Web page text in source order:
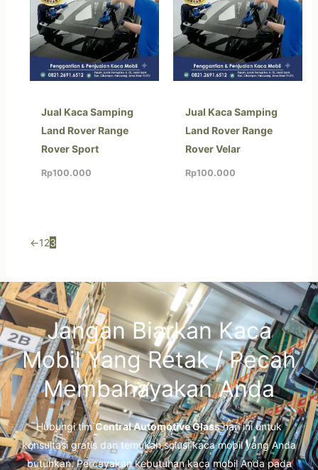
Jual Kaca Samping
Land Rover Range
Rover Sport
Rp100.000
Jual Kaca Samping
Land Rover Range
Rover Velar
Rp100.000
←123
Jangan Biarkan Kaca
Mobil Yang Retak / Pecah
Membahayakan Anda
Hubungi timCentral Automotive Glasshari ini untuk
konsultasi gratis dan temukan solusi kaca mobil yang Anda
butuhkan. Percayakan kebutuhan kaca mobil Anda pada